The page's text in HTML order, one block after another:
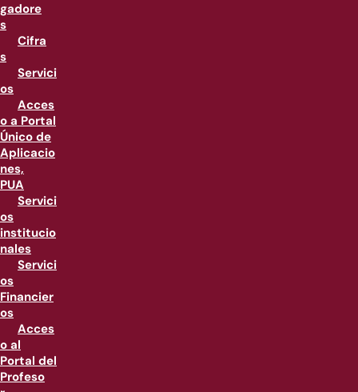
gadore
s
Cifra
s
Servici
os
Acces
o a Portal
Único de
Aplicacio
nes,
PUA
Servici
os
institucio
nales
Servici
os
Financier
os
Acces
o al
Portal del
Profeso